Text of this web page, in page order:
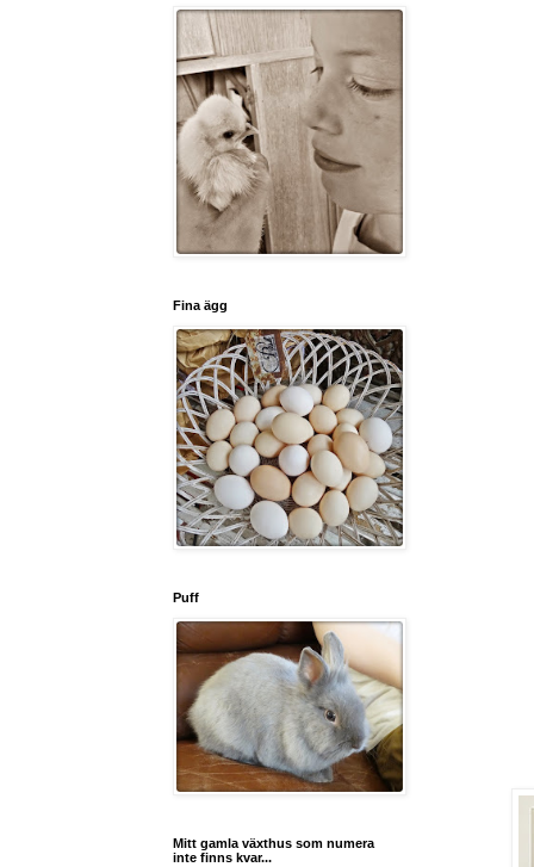
Fina ägg
Puff
Mitt gamla växthus som numera
inte finns kvar...